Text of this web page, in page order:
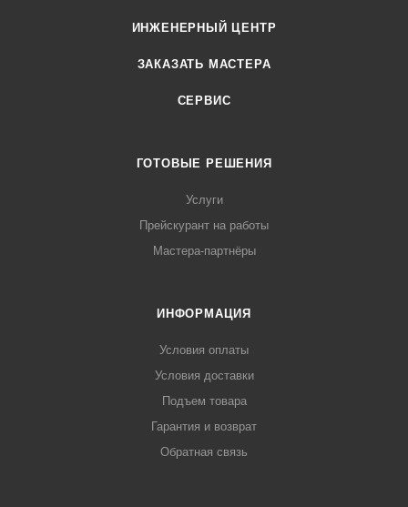
ИНЖЕНЕРНЫЙ ЦЕНТР
ЗАКАЗАТЬ МАСТЕРА
СЕРВИС
ГОТОВЫЕ РЕШЕНИЯ
Услуги
Прейскурант на работы
Мастера-партнёры
ИНФОРМАЦИЯ
Условия оплаты
Условия доставки
Подъем товара
Гарантия и возврат
Обратная связь